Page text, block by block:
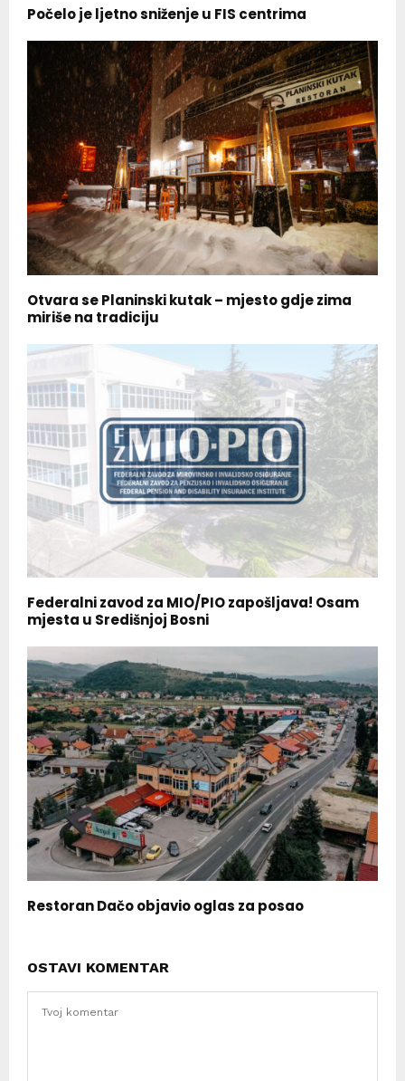
Počelo je ljetno sniženje u FIS centrima
Otvara se Planinski kutak – mjesto gdje zima
miriše na tradiciju
Federalni zavod za MIO/PIO zapošljava! Osam
mjesta u Središnjoj Bosni
Restoran Dačo objavio oglas za posao
OSTAVI KOMENTAR